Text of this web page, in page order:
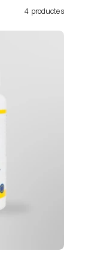
4 productes